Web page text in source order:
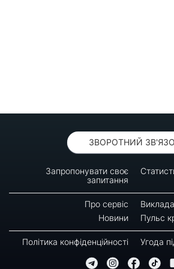
ЗВОРОТНИЙ
Запропонувати своє
запитання
Про сервіс
Новини
Пульс
Політика конфіденційності Угода